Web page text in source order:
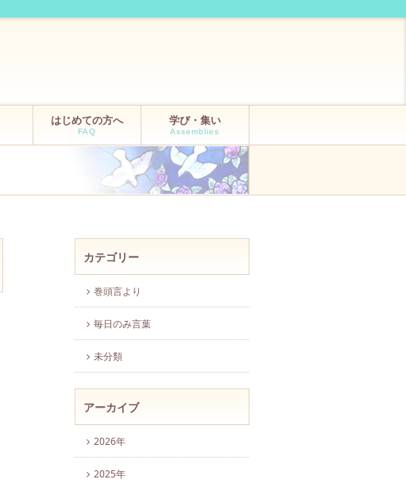
はじめての方へ
FAQ
学び・集い
Assemblies
カテゴリー
巻頭言より
毎日のみ言葉
未分類
アーカイブ
2026年
2025年